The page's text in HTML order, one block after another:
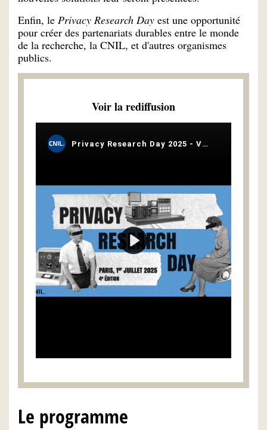
Enfin, le Privacy Research Day est une opportunité
pour créer des partenariats durables entre le monde
de la recherche, la CNIL, et d'autres organismes
publics.
Voir la rediffusion
Le programme